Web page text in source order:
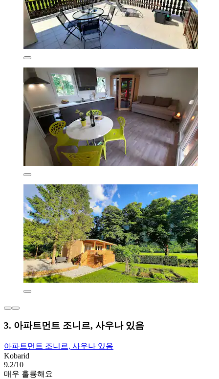
3. 아파트먼트 조니르, 사우나 있음
아파트먼트 조니르, 사우나 있음
Kobarid
9.2/10
매우 훌륭해요